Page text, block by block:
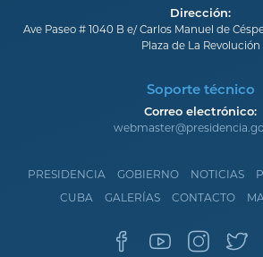
Dirección:
Ave Paseo # 1040 B e/ Carlos Manuel de
Plaza de La Revolución
Soporte técnico
Correo electrónico:
PRESIDENCIA GOBIERNO NOTICIAS
CUBA
GALERÍAS CONTACTO